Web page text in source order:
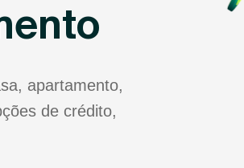
apartamento,
de crédito,